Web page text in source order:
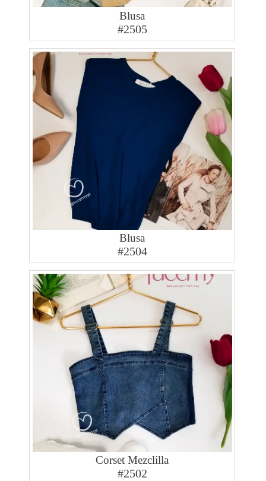
Blusa
#2505
Blusa
#2504
Corset Mezclilla
#2502